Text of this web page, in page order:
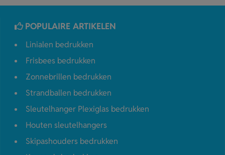
POPULAIRE ARTIKELEN
Linialen bedrukken
Frisbees bedrukken
Zonnebrillen bedrukken
Strandballen bedrukken
Sleutelhanger Plexiglas bedrukken
Houten sleutelhangers
Skipashouders bedrukken